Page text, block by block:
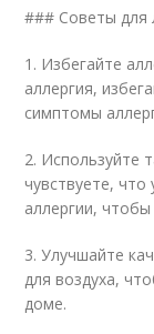
### Советы для
1. Избегайте
аллергия,
симптомы
2. Используйте
чувствуете, что
аллергии,
3. Улучшайте
для воздуха,
доме.